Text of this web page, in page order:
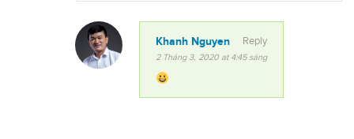
Khanh Nguyen
2 Tháng 3, 2020 at 4:45 sáng
Reply